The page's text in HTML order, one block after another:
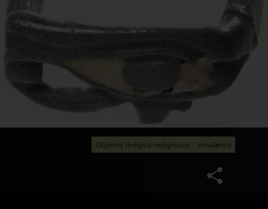
Objetos mágico-religiosos Amuletos